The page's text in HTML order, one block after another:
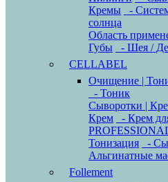
Кремы
-
солнца
Область
Губы
- Шея /
CELLABEL
Очищение |
- Тоник
Сыворотки |
Крем
- Крем
Тонизация
-
Альгинатные
Follement